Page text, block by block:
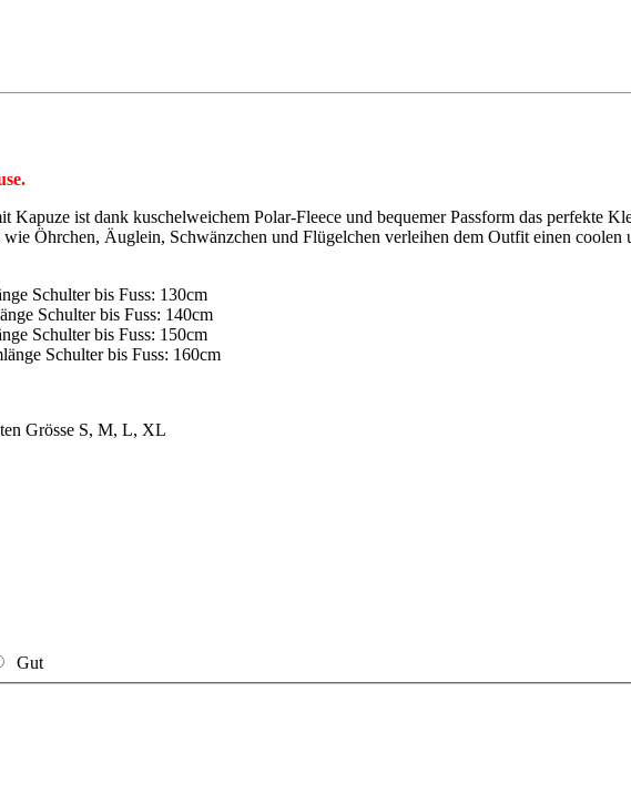
ist dank kuschelweichem Polar-Fleece und bequemer Passform das perfekte
Öhrchen, Äuglein, Schwänzchen und Flügelchen verleihen dem Outfit einen coolen
Schulter bis Fuss: 130cm
Schulter bis Fuss: 140cm
Schulter bis Fuss: 150cm
Schulter bis Fuss: 160cm
Grösse S, M, L, XL
Gut